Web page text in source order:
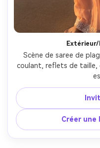
Scène de saree de
coulant, reflets de taille,
Créer une